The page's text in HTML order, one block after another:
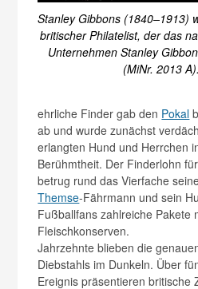
Stanley Gibbons (1840–1913)
britischer Philatelist, der das
Unternehmen Stanley
(MiNr. 2013 A).
ehrliche Finder gab den Pokal
ab und wurde zunächst
erlangten Hund und Herrchen
Berühmtheit. Der Finderlohn
betrug rund das Vierfache
Themse-Fährmann und sein
Fußballfans zahlreiche Pakete
Fleischkonserven.
Jahrzehnte blieben die
Diebstahls im Dunkeln. Über
Ereignis präsentieren britische